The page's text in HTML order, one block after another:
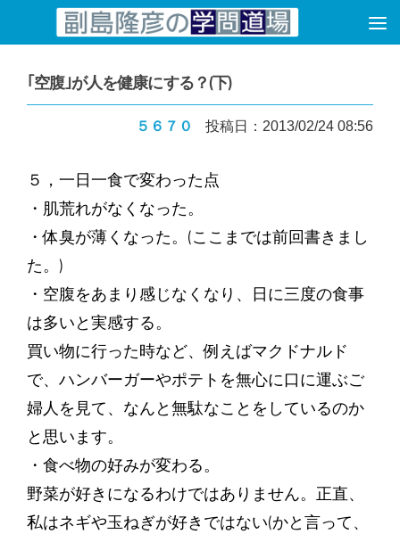
コンテンツへスキップ
｢空腹｣が人を健康にする？(下)
５６７０ 投稿日：2013/02/24 08:56
５，一日一食で変わった点
・肌荒れがなくなった。
・体臭が薄くなった。(ここまでは前回書きまし
た。)
・空腹をあまり感じなくなり、日に三度の食事
は多いと実感する。
買い物に行った時など、例えばマクドナルド
で、ハンバーガーやポテトを無心に口に運ぶご
婦人を見て、なんと無駄なことをしているのか
と思います。
・食べ物の好みが変わる。
野菜が好きになるわけではありません。正直、
私はネギや玉ねぎが好きではない(かと言って、